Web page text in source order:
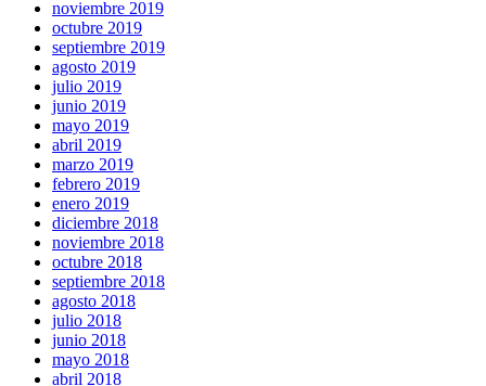
noviembre 2019
octubre 2019
septiembre 2019
agosto 2019
julio 2019
junio 2019
mayo 2019
abril 2019
marzo 2019
febrero 2019
enero 2019
diciembre 2018
noviembre 2018
octubre 2018
septiembre 2018
agosto 2018
julio 2018
junio 2018
mayo 2018
abril 2018